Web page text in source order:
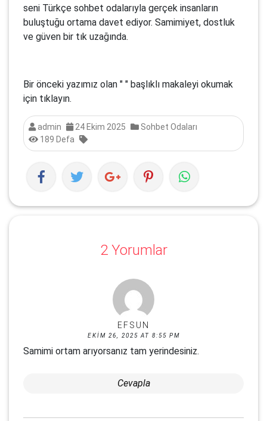
seni Türkçe sohbet odalarıyla gerçek insanların
buluştuğu ortama davet ediyor. Samimiyet, dostluk
ve güven bir tık uzağında.
Bir önceki yazımız olan " " başlıklı makaleyi okumak
için tıklayın.
admin 24 Ekim 2025
Sohbet Odaları
189 Defa
2 Yorumlar
EFSUN
EKIM 26, 2025 AT 8:55 PM
Samimi ortam arıyorsanız tam yerindesiniz.
Cevapla